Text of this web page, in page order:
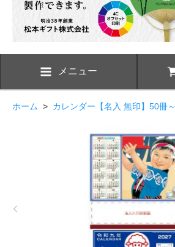
メニュー
ホーム > カレンダー【名入 無印】50冊～